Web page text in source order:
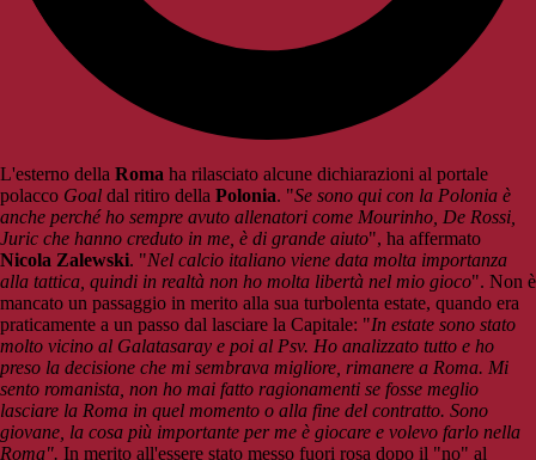
L'esterno della Roma ha rilasciato alcune dichiarazioni al portale
polacco Goal dal ritiro della Polonia. "Se sono qui con la Polonia è
anche perché ho sempre avuto allenatori come Mourinho, De Rossi,
Juric che hanno creduto in me, è di grande aiuto", ha affermato
Nicola Zalewski. "Nel calcio italiano viene data molta importanza
alla tattica, quindi in realtà non ho molta libertà nel mio gioco". Non è
mancato un passaggio in merito alla sua turbolenta estate, quando era
praticamente a un passo dal lasciare la Capitale: "In estate sono stato
molto vicino al Galatasaray e poi al Psv. Ho analizzato tutto e ho
preso la decisione che mi sembrava migliore, rimanere a Roma. Mi
sento romanista, non ho mai fatto ragionamenti se fosse meglio
lasciare la Roma in quel momento o alla fine del contratto. Sono
giovane, la cosa più importante per me è giocare e volevo farlo nella
Roma". In merito all'essere stato messo fuori rosa dopo il "no" al